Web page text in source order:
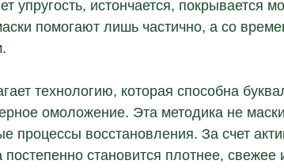
упругость, истончается, покрывается
помогают лишь частично, а со
технологию, которая способна
омоложение. Эта методика не
процессы восстановления. За счет
становится плотнее, свежее